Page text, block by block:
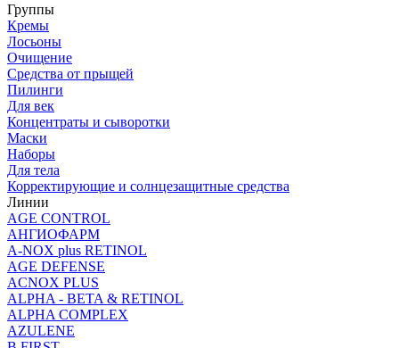
Группы
Кремы
Лосьоны
Очищение
Средства от прыщей
Пилинги
Для век
Концентраты и сыворотки
Маски
Наборы
Для тела
Корректирующие и солнцезащитные средства
Линии
AGE CONTROL
АНГИОФАРМ
A-NOX plus RETINOL
AGE DEFENSE
ACNOX PLUS
ALPHA - BETA & RETINOL
ALPHA COMPLEX
AZULENE